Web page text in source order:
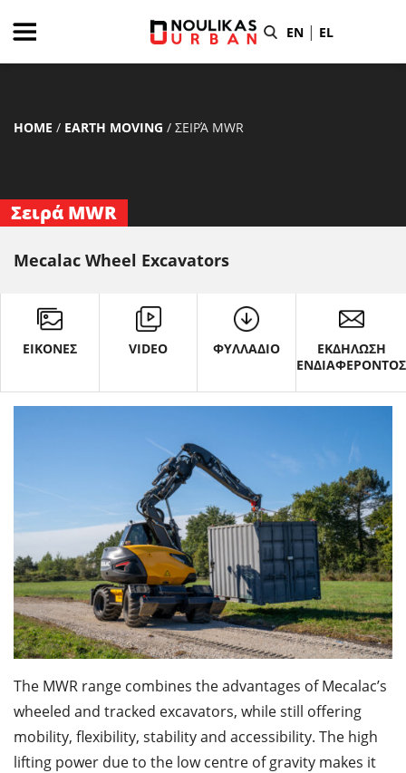
EN | EL
HOME / EARTH MOVING / ΣΕΙΡΆ MWR
Σειρά MWR
Mecalac Wheel Excavators
ΕΙΚΟΝΕΣ VIDEO ΦΥΛΛΑΔΙΟ
ΕΚΔΗΛΩΣΗ
ΕΝΔΙΑΦΕΡΟΝΤΟΣ
The MWR range combines the advantages of Mecalac’s
wheeled and tracked excavators, while still offering
mobility, flexibility, stability and accessibility. The high
lifting power due to the low centre of gravity makes it